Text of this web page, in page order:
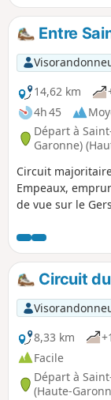
Entre
14,62 km
4h 45
Départ à
Garonne)
Circuit
Empeaux,
de vue sur le
Circuit
8,33 km
Facile
Départ à
(Haute-